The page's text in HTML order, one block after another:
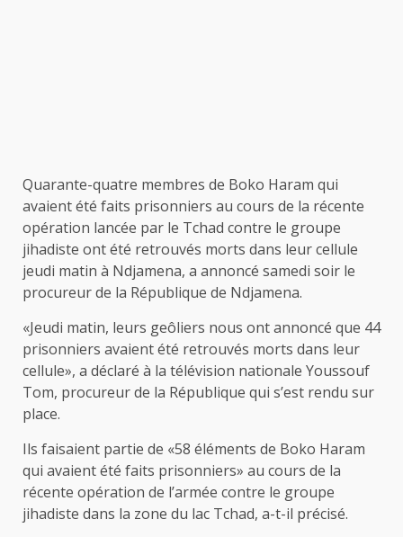
Quarante-quatre membres de Boko Haram qui
avaient été faits prisonniers au cours de la récente
opération lancée par le Tchad contre le groupe
jihadiste ont été retrouvés morts dans leur cellule
jeudi matin à Ndjamena, a annoncé samedi soir le
procureur de la République de Ndjamena.
«Jeudi matin, leurs geôliers nous ont annoncé que 44
prisonniers avaient été retrouvés morts dans leur
cellule», a déclaré à la télévision nationale Youssouf
Tom, procureur de la République qui s’est rendu sur
place.
Ils faisaient partie de «58 éléments de Boko Haram
qui avaient été faits prisonniers» au cours de la
récente opération de l’armée contre le groupe
jihadiste dans la zone du lac Tchad, a-t-il précisé.